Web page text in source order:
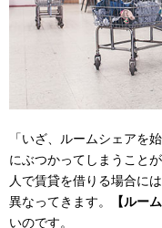
「いざ、ルームシェアを
にぶつかってしまうこと
人で賃貸を借りる場合に
異なってきます。
【ルー
いのです。